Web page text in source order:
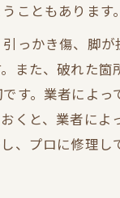
こともありま
っかき傷、脚
また、破れた
す。業者によ
くと、業者に
、プロに修理